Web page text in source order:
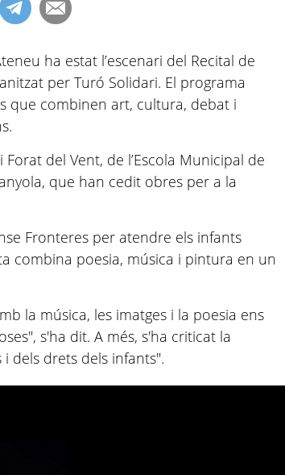
ha estat l’escenari del Recital de
per Turó Solidari. El programa
que combinen art, cultura, debat i
del Vent, de l’Escola Municipal de
que han cedit obres per a la
Fronteres per atendre els infants
combina poesia, música i pintura en un
la música, les imatges i la poesia ens
s'ha dit. A més, s'ha criticat la
dels drets dels infants".